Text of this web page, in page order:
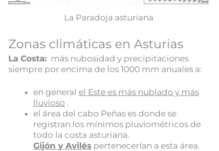
La Paradoja asturiana
Zonas climáticas en Asturias
La Costa: más nubosidad y precipitaciones
siempre por encima de los 1000 mm anuales a:
en general el Este es más nublado y más
lluvioso .
el área del cabo Peñas es donde se
registran los mínimos pluviométricos de
todo la costa asturiana.
Gijón y Avilés pertenecerían a esta área.